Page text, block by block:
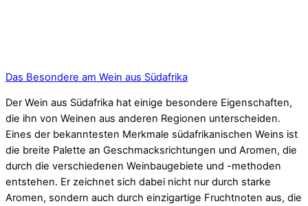
Das Besondere am Wein aus Südafrika
Der Wein aus Südafrika hat einige besondere Eigenschaften,
die ihn von Weinen aus anderen Regionen unterscheiden.
Eines der bekanntesten Merkmale südafrikanischen Weins ist
die breite Palette an Geschmacksrichtungen und Aromen, die
durch die verschiedenen Weinbaugebiete und -methoden
entstehen. Er zeichnet sich dabei nicht nur durch starke
Aromen, sondern auch durch einzigartige Fruchtnoten aus, die